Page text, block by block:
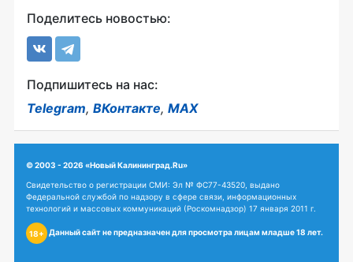
Поделитесь новостью:
Подпишитесь на нас:
Telegram, ВКонтакте, MAX
© 2003 - 2026 «Новый Калининград.Ru»
Свидетельство о регистрации СМИ: Эл № ФС77-43520, выдано
Федеральной службой по надзору в сфере связи, информационных
технологий и массовых коммуникаций (Роскомнадзор) 17 января 2011 г.
18+ Данный сайт не предназначен для просмотра лицам младше 18 лет.